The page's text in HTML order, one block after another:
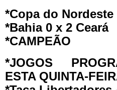
*Copa do Nordeste
*Bahia 0 x 2 Ceará
*CAMPEÃO
*JOGOS
ESTA QUINTA-